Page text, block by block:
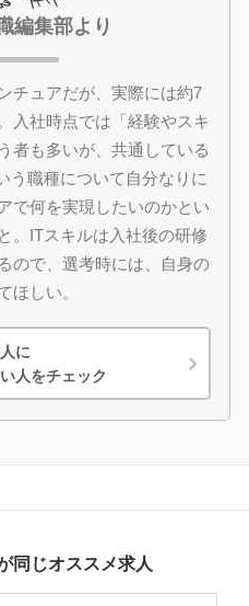
編集部より
チュアだが、実際には約7
入社時点では「経験やスキ
者も多いが、共通している
う職種について自分なりに
で何を実現したいのかとい
。ITスキルは入社後の研修
ので、選考時には、自身の
ほしい。
に
人をチェック
同じオススメ求人